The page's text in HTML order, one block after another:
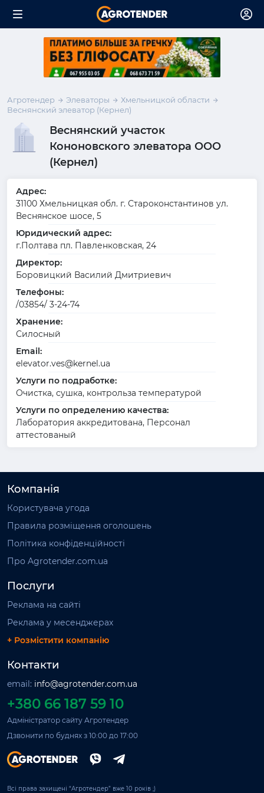
Агротендер Элеваторы
Хмельницкой области
Веснянский элеватор (Кернел)
Веснянский участок
Кононовского элеватора ООО
(Кернел)
Адрес:
31100 Хмельницкая обл. г. Староконстантинов ул.
Веснянское шосе, 5
Юридический адрес:
г.Полтава пл. Павленковская, 24
Директор:
Боровицкий Василий Дмитриевич
Телефоны:
/03854/ 3-24-74
Хранение:
Силосный
Email:
elevator.ves@kernel.ua
Услуги по подработке:
Очистка, сушка, контрольза температурой
Услуги по определению качества:
Лаборатория аккредитована, Персонал
аттестованый
Компанія
Користувача угода
Правила розміщення оголошень
Політика конфіденційності
Про Agrotender.com.ua
Послуги
Реклама на сайті
Реклама у месенджерах
+ Розмістити компанію
Контакти
email: info@agrotender.com.ua
+380 66 187 59 10
Адміністратор сайту Агротендер
Дзвонити по буднях з 10:00 до 17:00
Всі права захищені “Агротендер” вже 10 років ;)